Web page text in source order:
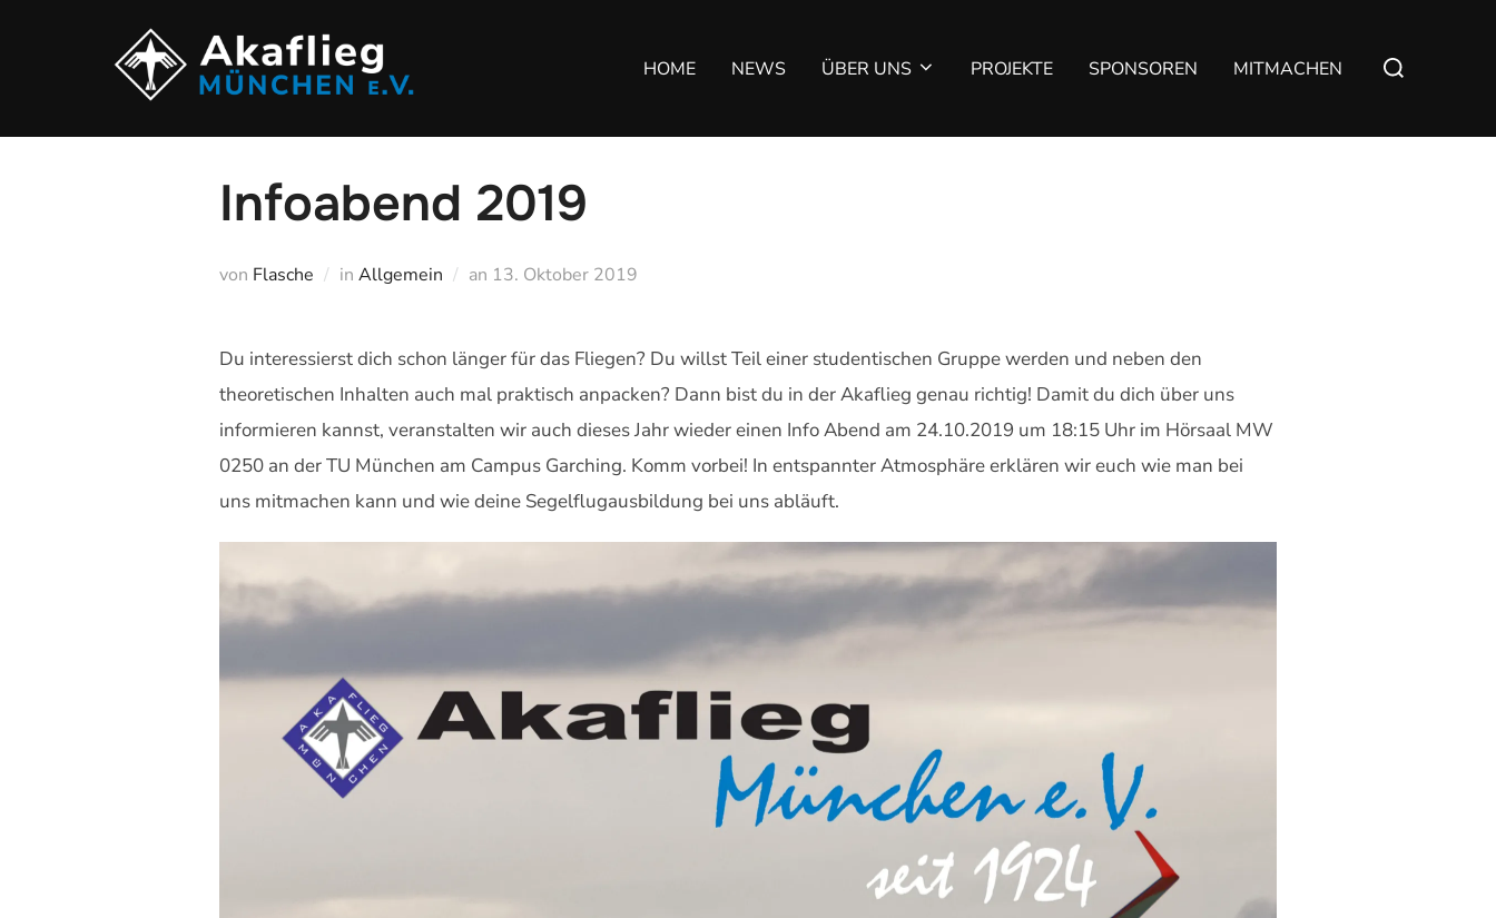
HOME NEWS ÜBER UNS PROJEKTE SPONSOREN MITMACHEN
Suchen
nach:
Infoabend 2019
von Flasche in Allgemein an Veröffentlicht
13. Oktober 2019
Du interessierst dich schon länger für das Fliegen? Du willst Teil einer studentischen Gruppe werden und neben den
theoretischen Inhalten auch mal praktisch anpacken? Dann bist du in der Akaflieg genau richtig! Damit du dich über uns
informieren kannst, veranstalten wir auch dieses Jahr wieder einen Info Abend am 24.10.2019 um 18:15 Uhr im Hörsaal MW
0250 an der TU München am Campus Garching. Komm vorbei! In entspannter Atmosphäre erklären wir euch wie man bei
uns mitmachen kann und wie deine Segelflugausbildung bei uns abläuft.